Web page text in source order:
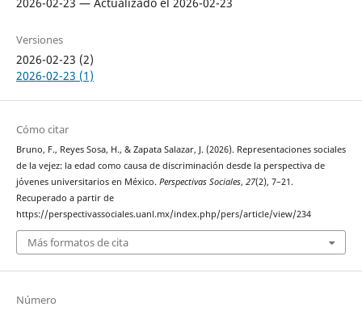
Versiones
2026-02-23 (2)
2026-02-23 (1)
Cómo citar
Bruno, F., Reyes Sosa, H., & Zapata Salazar, J. (2026). Representaciones sociales
de la vejez: la edad como causa de discriminación desde la perspectiva de
jóvenes universitarios en México. Perspectivas Sociales, 27(2), 7–21.
Recuperado a partir de
https://perspectivassociales.uanl.mx/index.php/pers/article/view/234
Más formatos de cita
Número